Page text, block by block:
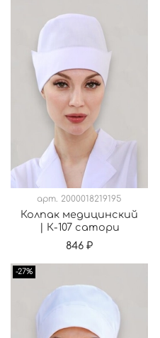
арт. 2000018219195
Колпак медицинский
| К-107 сатори
846 ₽
-27%